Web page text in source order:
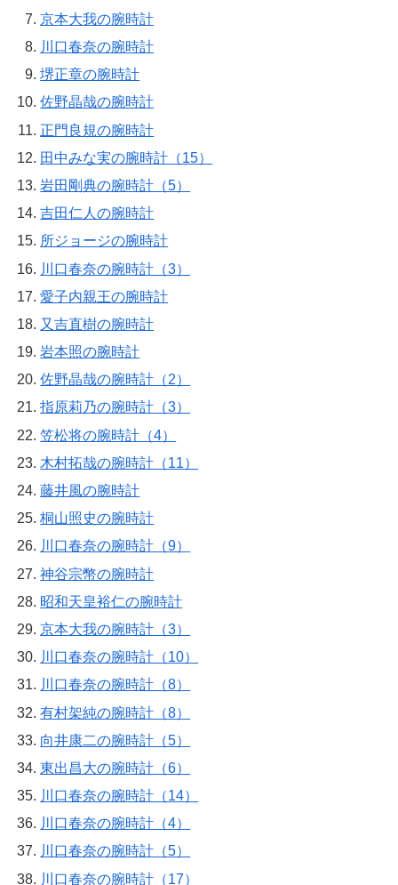
京本大我の腕時計
川口春奈の腕時計
堺正章の腕時計
佐野晶哉の腕時計
正門良規の腕時計
田中みな実の腕時計（15）
岩田剛典の腕時計（5）
吉田仁人の腕時計
所ジョージの腕時計
川口春奈の腕時計（3）
愛子内親王の腕時計
又吉直樹の腕時計
岩本照の腕時計
佐野晶哉の腕時計（2）
指原莉乃の腕時計（3）
笠松将の腕時計（4）
木村拓哉の腕時計（11）
藤井風の腕時計
桐山照史の腕時計
川口春奈の腕時計（9）
神谷宗幣の腕時計
昭和天皇裕仁の腕時計
京本大我の腕時計（3）
川口春奈の腕時計（10）
川口春奈の腕時計（8）
有村架純の腕時計（8）
向井康二の腕時計（5）
東出昌大の腕時計（6）
川口春奈の腕時計（14）
川口春奈の腕時計（4）
川口春奈の腕時計（5）
川口春奈の腕時計（17）